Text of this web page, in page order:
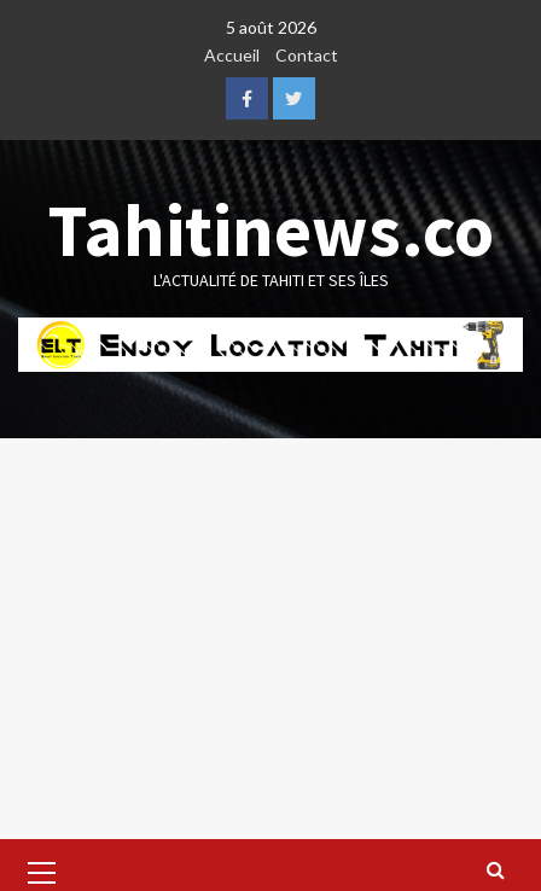
5 août 2026
Accueil
Contact
FacebookTwitter
Tahitinews.co
L'ACTUALITÉ DE TAHITI ET SES ÎLES
Menu